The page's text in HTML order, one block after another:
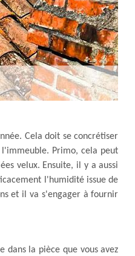
Cela doit se concrétiser
Primo, cela peut
velux. Ensuite, il y a aussi
l'humidité issue de
et il va s'engager à fournir
la pièce que vous avez